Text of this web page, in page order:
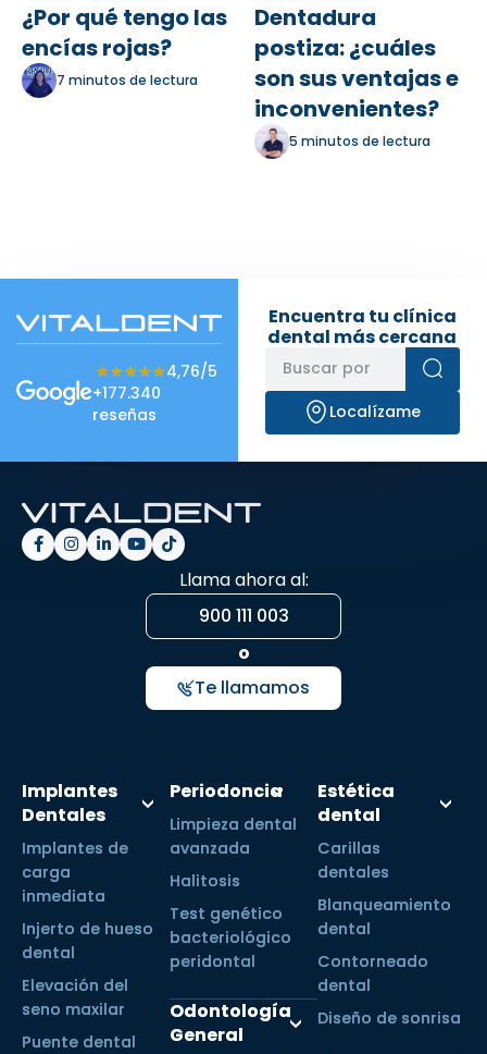
¿Por qué tengo las
encías rojas?
7 minutos de lectura
Dentadura
postiza: ¿cuáles
son sus ventajas e
inconvenientes?
5 minutos de lectura
★★★★★
★★★★★4,76/5
+177.340
reseñas
Encuentra tu clínica
dental más cercana
Localízame
Llama ahora al:
900 111 003
o
Te llamamos
Implantes
Dentales
Implantes de
carga
inmediata
Injerto de hueso
dental
Elevación del
seno maxilar
Puente dental
Periodoncia
Limpieza dental
avanzada
Halitosis
Test genético
bacteriológico
peridontal
Odontología
General
Estética
dental
Carillas
dentales
Blanqueamiento
dental
Contorneado
dental
Diseño de sonrisa